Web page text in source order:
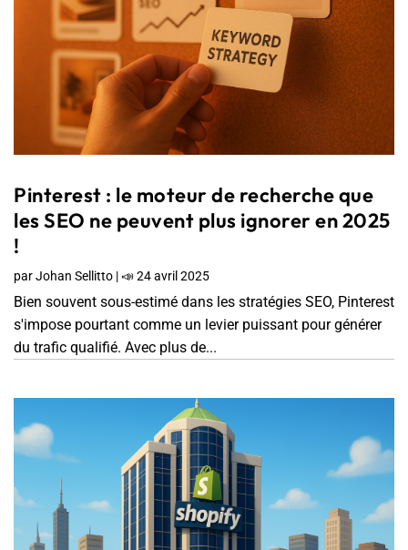
Pinterest : le moteur de recherche que
les SEO ne peuvent plus ignorer en 2025
!
parJohan Sellitto |📣 24 avril 2025
Bien souvent sous-estimé dans les stratégies SEO, Pinterest
s'impose pourtant comme un levier puissant pour générer
du trafic qualifié. Avec plus de...